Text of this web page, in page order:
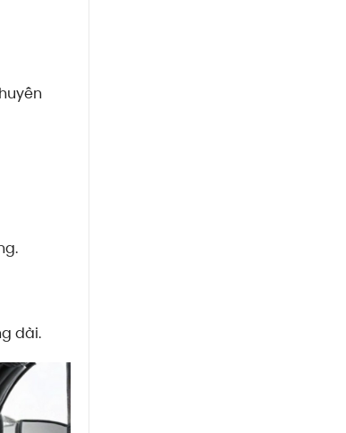
dài.